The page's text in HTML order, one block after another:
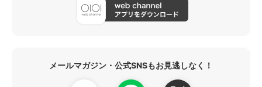
メールマガジン・公式SNSもお見逃しなく！